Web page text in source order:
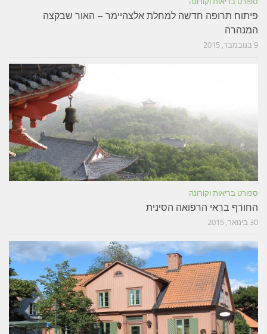
פיתוח תרופה חדשה למחלת אלצהיימר – האור שבקצה
המנהרה
9 בנובמבר, 2015
ספורט בריאות וקורונה
החורף בראי הרפואה הסינית
30 בינואר, 2015